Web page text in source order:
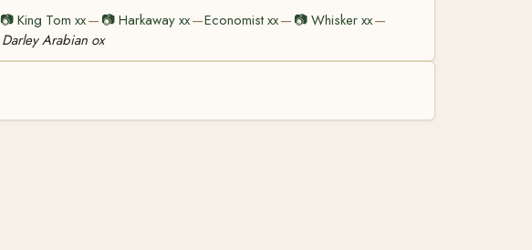
📷 King Tom xx— 📷Harkaway xx—Economist xx— 📷Whisker xx—
Darley Arabian ox